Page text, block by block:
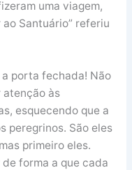
uma viagem,
Santuário” referiu
porta fechada! Não
atenção às
esquecendo que a
peregrinos. São eles
primeiro eles.
forma a que cada